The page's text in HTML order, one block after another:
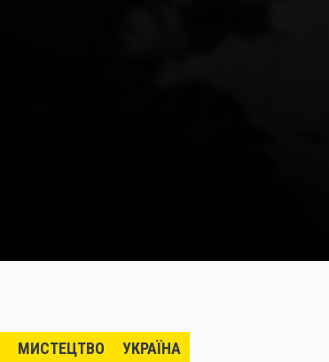
МИСТЕЦТВО УКРАЇНА